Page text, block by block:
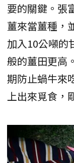
要的關鍵。張
薑來當薑種，
加入10公噸的
般的薑田更高
期防止蝸牛來
上出來覓食，